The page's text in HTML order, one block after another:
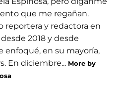
que me regañan.
reportera y redactora en
2018 y desde
enfoqué, en su mayoría,
En diciembre... More by